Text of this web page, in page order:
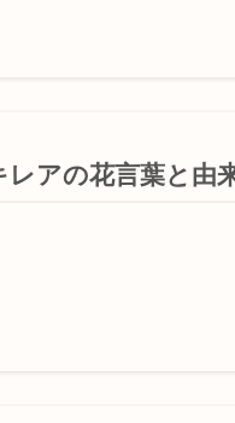
レアの花言葉と由